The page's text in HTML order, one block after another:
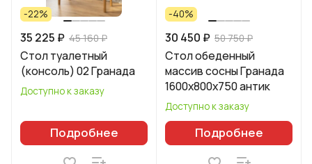
-22%
35 225 ₽ 45 160 ₽
Стол туалетный
(консоль) 02 Гранада
Доступно к заказу
Подробнее
-40%
30 450 ₽ 50 750 ₽
Стол обеденный
массив сосны Гранада
1600х800х750 антик
Доступно к заказу
Подробнее